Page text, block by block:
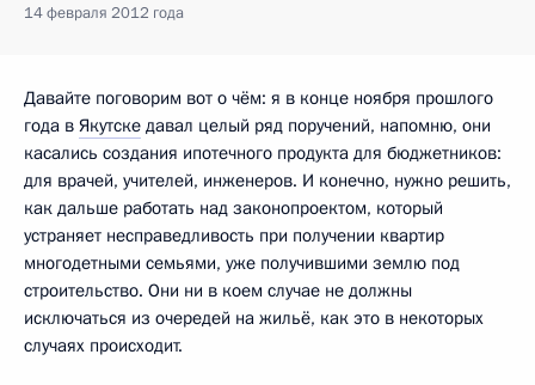
14 февраля 2012 года
Давайте поговорим вот о чём: я в конце ноября прошлого
года в Якутске давал целый ряд поручений, напомню, они
касались создания ипотечного продукта для бюджетников:
для врачей, учителей, инженеров. И конечно, нужно решить,
как дальше работать над законопроектом, который
устраняет несправедливость при получении квартир
многодетными семьями, уже получившими землю под
строительство. Они ни в коем случае не должны
исключаться из очередей на жильё, как это в некоторых
случаях происходит.